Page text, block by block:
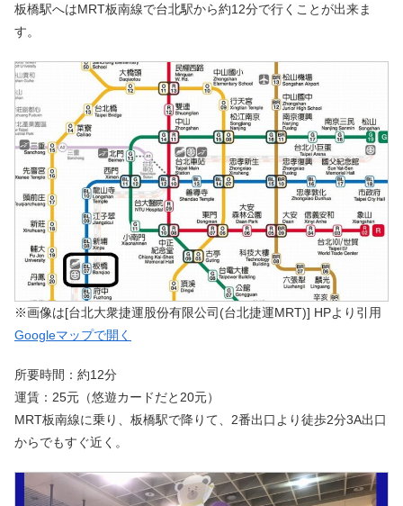
板橋駅へはMRT板南線で台北駅から約12分で行くことが出来ま
す。
※画像は[台北大衆捷運股份有限公司(台北捷運MRT)] HPより引用
Googleマップで開く
所要時間：約12分
運賃：25元（悠遊カードだと20元）
MRT板南線に乗り、板橋駅で降りて、2番出口より徒歩2分3A出口
からでもすぐ近く。